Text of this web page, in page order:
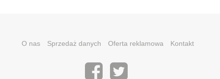
O nas Sprzedaż danych Oferta reklamowa Kontakt